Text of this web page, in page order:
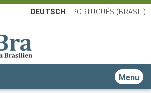
DEUTSCH PORTUGUÊS (BRASIL)
Toggle